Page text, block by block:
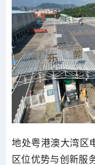
地处粤港澳大湾区
区位优势与创新服